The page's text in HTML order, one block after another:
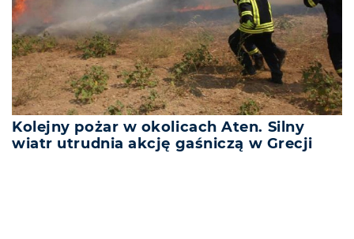
Kolejny pożar w okolicach Aten. Silny
wiatr utrudnia akcję gaśniczą w Grecji